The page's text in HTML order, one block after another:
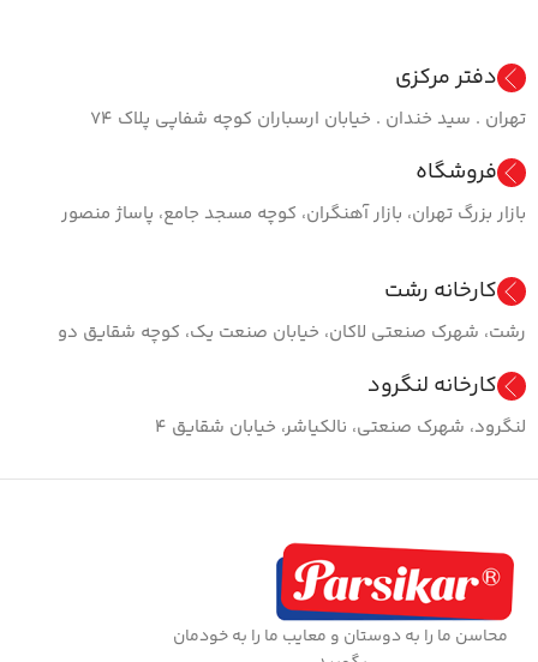
دفتر مرکزی
تهران . سید خندان . خیابان ارسباران کوچه شفاپی پلاک ۷۴
فروشگاه
بازار بزرگ تهران، بازار آهنگران، کوچه مسجد جامع، پاساژ منصور
کارخانه رشت
رشت، شهرک صنعتی لاکان، خیابان صنعت یک، کوچه شقایق دو
کارخانه لنگرود
لنگرود، شهرک صنعتی، نالکیاشر، خیابان شقایق ۴
محاسن ما را به دوستان و معایب ما را به خودمان